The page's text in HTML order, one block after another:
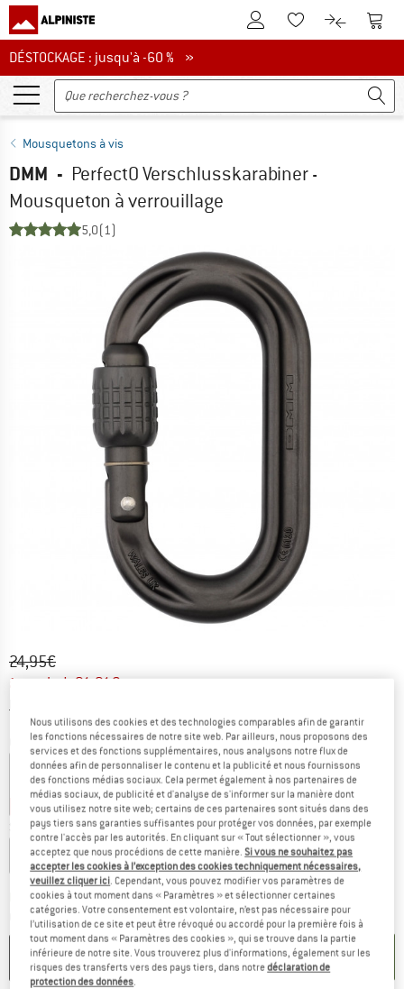
Vers le compte client
Vers la liste
Vers le
DÉSTOCKAGE : jusqu'à -60 %
DÉSTOCKAGE : jusqu'à -60 % »
Mousquetons à vis
DMM - PerfectO Verschlusskarabiner -
Mousqueton à verrouillage
5,0(1)
Prix initial :
24,95€
Prix:
à partir de 21,21 €
Couleur:Matt Grey
-15 % -15 % -15 %
Sélectionner variante:
Screwgate Locksafe
Délai de livraison: 3-5 jours ouvrablesLe lien s'ouvre dans une boîte
Quantité:
AJOUTER AU PANIER
Nous utilisons des cookies et des technologies comparables afin de garantir
les fonctions nécessaires de notre site web. Par ailleurs, nous proposons des
services et des fonctions supplémentaires, nous analysons notre flux de
données afin de personnaliser le contenu et la publicité et nous fournissons
des fonctions médias sociaux. Cela permet également à nos partenaires de
médias sociaux, de publicité et d'analyse de s'informer sur la manière dont
vous utilisez notre site web; certains de ces partenaires sont situés dans des
pays tiers sans garanties suffisantes pour protéger vos données, par exemple
contre l'accès par les autorités. En cliquant sur « Tout sélectionner », vous
acceptez que nous procédions de cette manière.Si vous ne souhaitez pas
accepter les cookies à l’exception des cookies techniquement nécessaires,
veuillez cliquer ici. Cependant, vous pouvez modifier vos paramètres de
cookies à tout moment dans « Paramètres » et sélectionner certaines
catégories. Votre consentement est volontaire, n’est pas nécessaire pour
l’utilisation de ce site et peut être révoqué ou accordé pour la première fois à
tout moment dans « Paramètres des cookies », qui se trouve dans la partie
inférieure de notre site. Vous trouverez plus d'informations, également sur les
risques des transferts vers des pays tiers, dans notredéclaration de
protection des données.